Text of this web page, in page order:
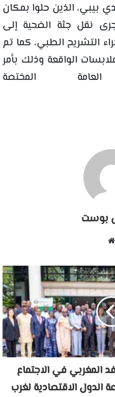
بيبي، الذين حلوا بمكان
جرى نقل جثة الضحية إلى
التشريح الطبي، كما تم
الواقعة وذلك بأمر
المختصة
بوست
المغربي في الاجتماع
الدول الاقتصادية لغرب